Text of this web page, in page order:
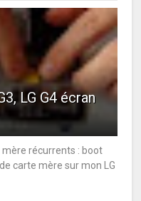
LG G4 écran
mère récurrents : boot
carte mère sur mon LG